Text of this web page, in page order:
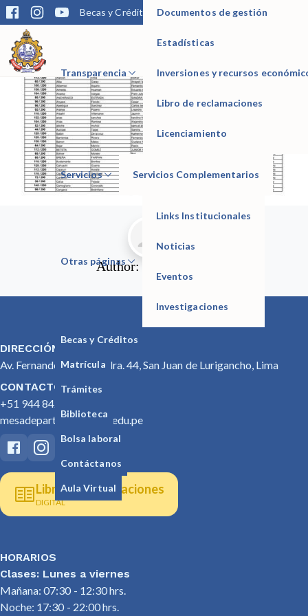
Becas y Créditos Matrícula Trámites Biblioteca
IESTP Manuel Seoane Corrales
Transparencia
Documentos de gestión
Estadísticas
Inversiones y recursos
Libro de reclamaciones
Licenciamiento
Servicios Servicios Complementarios
Otras páginas
Links Institucionales
Noticias
Eventos
Investigaciones
Becas y Créditos
Matrícula
Trámites
Biblioteca
Bolsa laboral
Contáctanos
Aula Virtual
RESULTADOS DEL 4TO SIMULACRO VIRTUAL 2022
https://docs.google.com/…/1FU6shtD1JS95ykYdyYIo…/edit…
Author:
DIRECCIÓN
Av. Fernando Wiesse Cdra. 44, San Juan de Lurigancho, Lima
CONTACTO
+51 944 842 053
mesadepartes@seoane.edu.pe
Libro de reclamaciones
DIGITAL
HORARIOS
Clases: Lunes a viernes
Mañana: 07:30 - 12:30 hrs.
Noche: 17:30 - 22:00 hrs.